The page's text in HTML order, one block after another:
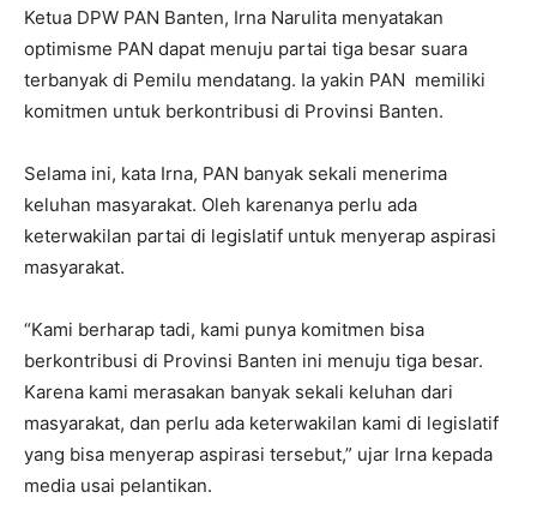
Ketua DPW PAN Banten, Irna Narulita menyatakan
optimisme PAN dapat menuju partai tiga besar suara
terbanyak di Pemilu mendatang. Ia yakin PAN memiliki
komitmen untuk berkontribusi di Provinsi Banten.
Selama ini, kata Irna, PAN banyak sekali menerima
keluhan masyarakat. Oleh karenanya perlu ada
keterwakilan partai di legislatif untuk menyerap aspirasi
masyarakat.
“Kami berharap tadi, kami punya komitmen bisa
berkontribusi di Provinsi Banten ini menuju tiga besar.
Karena kami merasakan banyak sekali keluhan dari
masyarakat, dan perlu ada keterwakilan kami di legislatif
yang bisa menyerap aspirasi tersebut,” ujar Irna kepada
media usai pelantikan.